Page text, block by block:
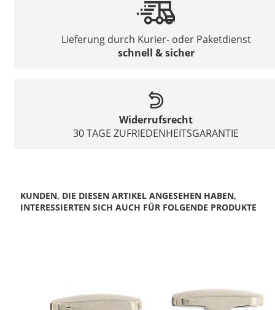
Lieferung durch Kurier- oder Paketdienst
schnell & sicher
Widerrufsrecht
30 TAGE ZUFRIEDENHEITSGARANTIE
KUNDEN, DIE DIESEN ARTIKEL ANGESEHEN HABEN,
INTERESSIERTEN SICH AUCH FÜR FOLGENDE PRODUKTE